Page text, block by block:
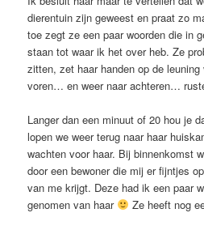
dierentuin zijn geweest en praat zo
toe zegt ze een paar woorden die in
staan tot waar ik het over heb. Ze
zitten, zet haar handen op de
voren… en weer naar achteren…
Langer dan een minuut of 20 hou je
lopen we weer terug naar haar
wachten voor haar. Bij binnenkomst
door een bewoner die mij er fijntjes
van me krijgt. Deze had ik een paar
genomen van haar
Ze heeft nog